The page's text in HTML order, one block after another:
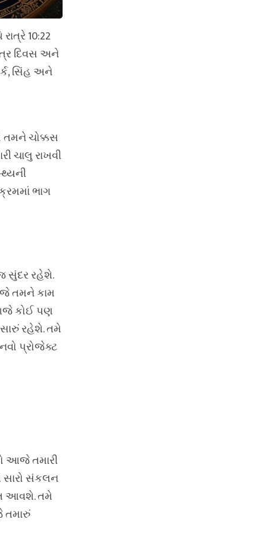
10:22
દિવસ અને
સિંહ અને
તમને ચોક્કસ
ચાલુ રાખવી
ભાગ
સુંદર રહેશે.
તમને કામ
કોઈ પણ
રહેશે. તમે
પ્રોજેક્ટ
આજે તમારી
સારો સંકલન
આવશે. તમે